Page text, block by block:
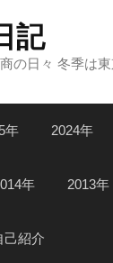
記
の日々 冬季は
年 2024年
年 2013年
己紹介